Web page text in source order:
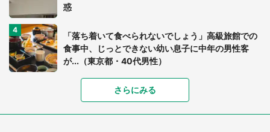
惑
「落ち着いて食べられないでしょう」高級旅館での
食事中、じっとできない幼い息子に中年の男性客
が...（東京都・40代男性）
「可愛いのにホラー」「事件性を感じる」 ふわふ
さらにみる